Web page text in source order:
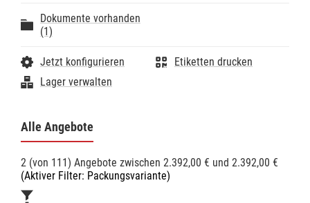
- BPA-frei
- Das CHX-Konservierungsmittel ist hypoallergen, es
Patienten während der AirFlow Behandlung einen
neutralen Geschmack.
Technische Daten:
Dokumente vorhanden
(1)
Jetzt konfigurieren
Lager verwalten
Etiketten drucken
Alle Angebote
2 (von 111) Angebote zwischen 2.392,00 € und 2.392,00 €
(Aktiver Filter: Packungsvariante)